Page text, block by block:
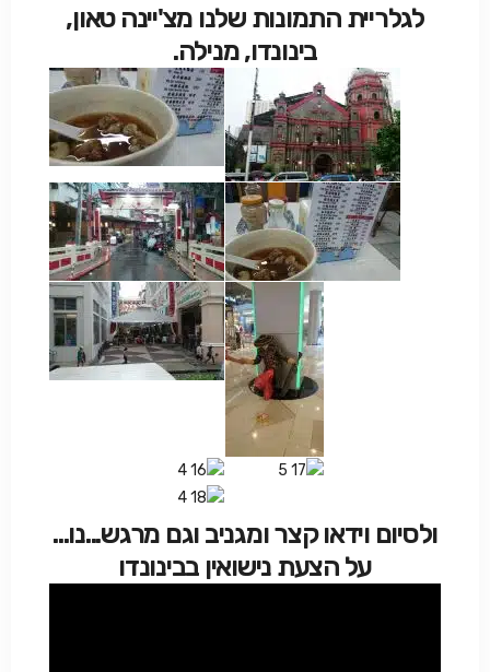
לגלריית התמונות שלנו מצ'יינה טאון,
בינונדו, מנילה.
ולסיום וידאו קצר ומגניב וגם מרגש...נו...
על הצעת נישואין בבינונדו